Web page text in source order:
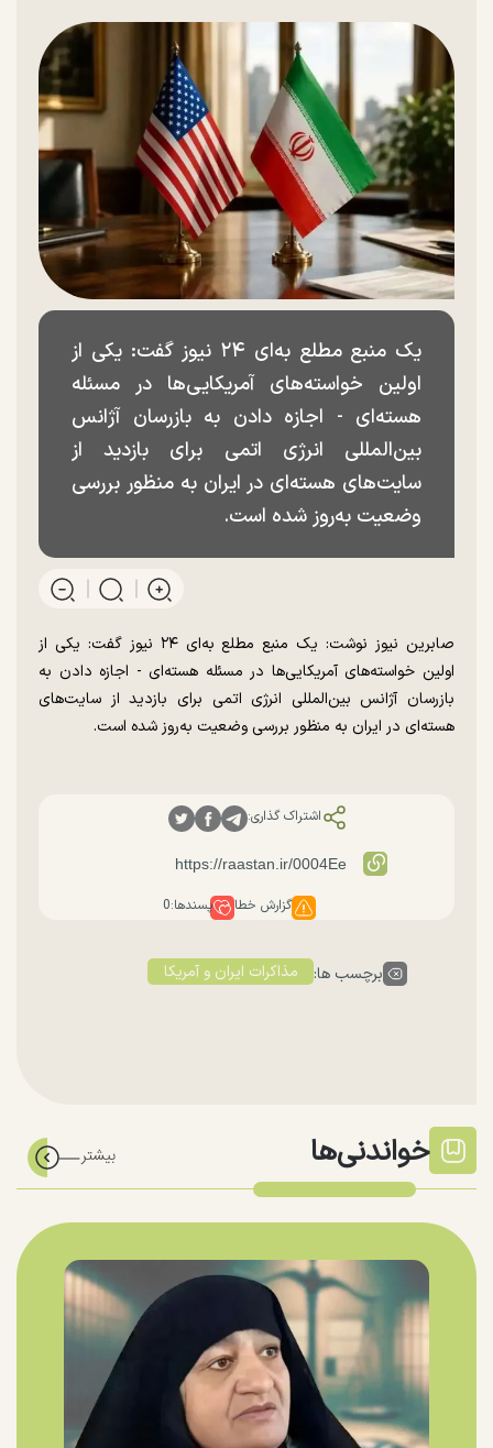
یک منبع مطلع به‌ای ۲۴ نیوز گفت: یکی از
اولین خواسته‌های آمریکایی‌ها در مسئله
هسته‌ای - اجازه دادن به بازرسان آژانس
بین‌المللی انرژی اتمی برای بازدید از
سایت‌های هسته‌ای در ایران به منظور بررسی
وضعیت به‌روز شده است.
صابرین نیوز نوشت: یک منبع مطلع به‌ای ۲۴ نیوز گفت: یکی از
اولین خواسته‌های آمریکایی‌ها در مسئله هسته‌ای - اجازه دادن به
بازرسان آژانس بین‌المللی انرژی اتمی برای بازدید از سایت‌های
هسته‌ای در ایران به منظور بررسی وضعیت به‌روز شده است.
اشتراک گذاری:
گزارش خطا پسندها:0
برچسب ها: مذاکرات ایران و آمریکا
خواندنی‌ها